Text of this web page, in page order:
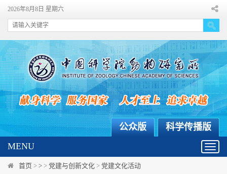
2026年8月8日 星期六
科学传播版
公众版
MENU
首页 > > > 党建与创新文化 > 党建文化活动